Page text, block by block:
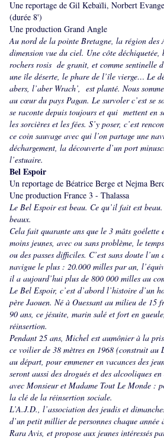
Une reportage de Gil Kebaïli, Norbert
(durée 8')
Une production Grand Angle
Au nord de la pointe Bretagne, la région des
dimension vue du ciel. Une côte déchiquetée,
rochers rosis de granit, et comme sentinelle
une île déserte, le phare de l’île vierge… Le
abers, l’aber Wrach’, est planté. Nous
au cœur du pays Pagan. Le survoler c’est se
se raconte depuis toujours et qui mettent en
les sorcières et les fées. S’y poser, c’est
ce coin sauvage avec qui l’on partage une
déchargement, la découverte d’un port
l’estuaire.
Bel Espoir
Un reportage de Béatrice Berge et Nejma
Une production France 3 - Thalassa
Le Bel Espoir est beau. Ce qu’il fait est
beaux.
Cela fait quarante ans que le 3 mâts goélette
moins jeunes, avec ou sans problème, le
ou des passes difficiles. C’est sans doute
navigue le plus : 20.000 milles par an,
il a aujourd’hui plus de 800 000 milles au
Le Bel Espoir, c’est d’abord l’histoire d’un
père Jaouen. Né à Ouessant au milieu de 15
90 ans, ce jésuite, marin salé et fort en
réinsertion.
Pendant 25 ans, Michel est aumônier à la
ce voilier de 38 mètres en 1968 (construit au
au départ, pour emmener en vacances des
seront aussi des drogués et des alcooliques
avec Monsieur et Madame Tout Le Monde :
la clé de la réinsertion sociale.
L’A.J.D., l’association des jeudis et
d’un petit millier de personnes chaque
Rara Avis, et propose aux jeunes intéressés